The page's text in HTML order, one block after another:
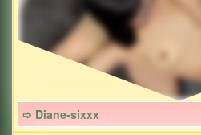
➩ Diane-sixxx